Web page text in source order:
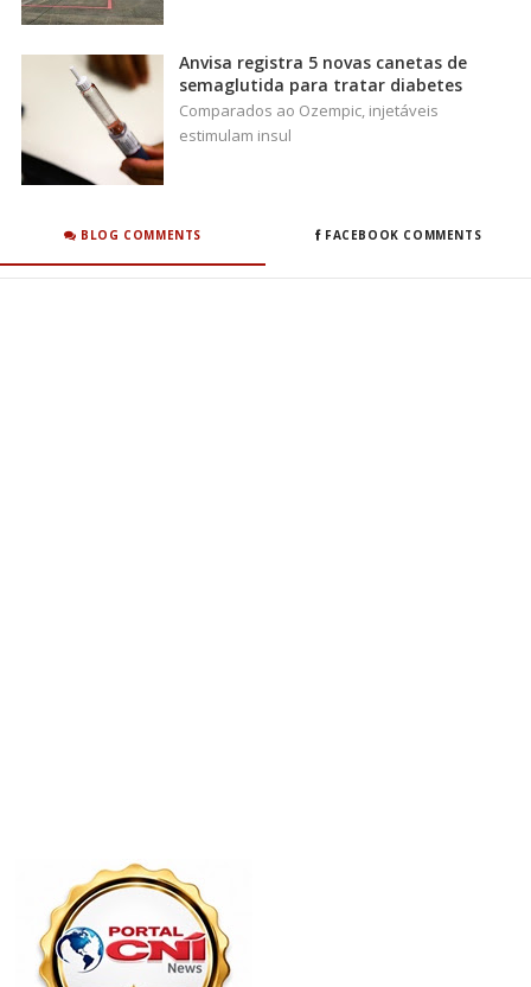
Anvisa registra 5 novas canetas de
semaglutida para tratar diabetes
Comparados ao Ozempic, injetáveis
estimulam insul
BLOG COMMENTS FACEBOOK COMMENTS